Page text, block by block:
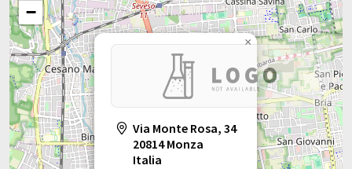
Via Monte Rosa, 34
20814 Monza
Italia
×
−